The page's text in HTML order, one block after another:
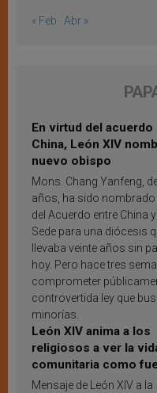
« Feb Abr »
En virtud del acuerdo
China, León XIV
nuevo obispo
Mons. Chang Yanfeng,
años, ha sido nombrado
del Acuerdo entre China
Sede para una diócesis
llevaba veinte años sin
hoy. Pero hace tres
comprometer
controvertida ley que
minorías.
León XIV anima a los
religiosos a ver la
comunitaria como
inspiración y
Mensaje de León XIV a la